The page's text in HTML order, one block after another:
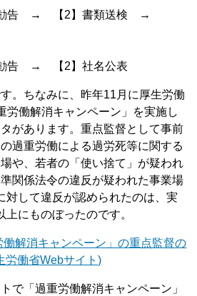
勧告 → 【2】書類送検 →
告 → 【2】社名公表
。ちなみに、昨年11月に厚生労働
労働解消キャンペーン」を実施し
があります。重点監督として事前
過重労働による過労死等に関する
や、若者の「使い捨て」が疑われ
関係法令の違反が疑われた事業場
対して違反が認められたのは、実
にものぼったのです。
解消キャンペーン」の重点監督の
労働省Webサイト)
で「過重労働解消キャンペーン」